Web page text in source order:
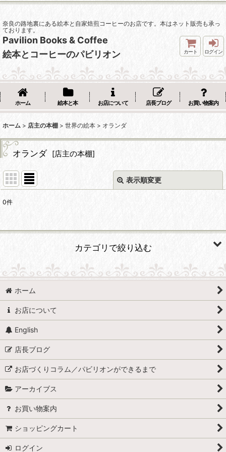
奈良の路地裏にある絵本と自家焙煎コーヒーのお店です。本はネット販売も承っ
ております。
Pavilion Books & Coffee
絵本とコーヒーのパビリオン
カート ログイン
ホーム 絵本と本 お店について 店長ブログ お買い物案内
ホーム > 店主の本棚 > 世界の絵本 > オランダ
オランダ [店主の本棚]
表示順変更
絞り込む
0件
カテゴリで絞り込む
世界の絵本 (全商品)
日本
ハンガリー
ポーランド
オランダ
フランス
イギリス&USA
ホーム
お店について
English
店長ブログ
お店づくりコラム／パビリオンができるまで
アーカイブス
お買い物案内
ショッピングカート
ログイン